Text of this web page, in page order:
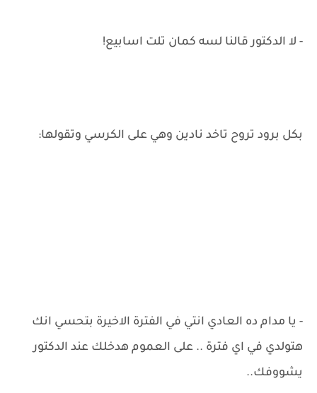
- لا الدكتور قالنا لسه كمان تلت اسابيع!
بكل برود تروح تاخد نادين وهي على الكرسي وتقولها:
- يا مدام ده العادي انتي في الفترة الاخيرة بتحسي انك
هتولدي في اي فترة .. على العموم هدخلك عند الدكتور
يشووفك..